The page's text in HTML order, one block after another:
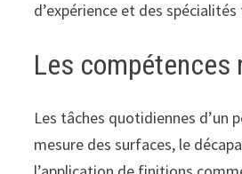
d’expérience et des
Les compétences
Les tâches quotidiennes d’un
mesure des surfaces, le